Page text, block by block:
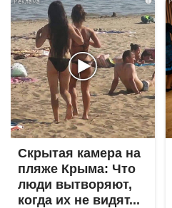
Скрытая камера на
пляже Крыма: Что
люди вытворяют,
когда их не видят...